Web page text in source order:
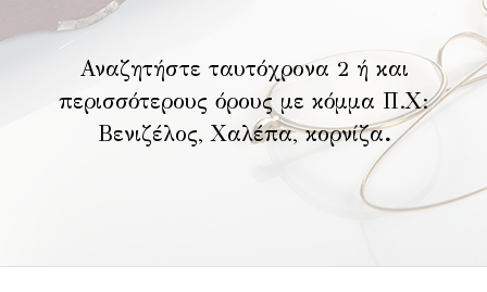
Αναζητήστε ταυτόχρονα 2 ή και
περισσότερους όρους με κόμμα Π.Χ:
Βενιζέλος, Χαλέπα, κορνίζα.